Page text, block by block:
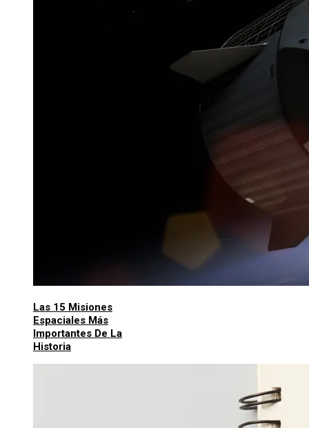
Las 15 Misiones
Espaciales Más
Importantes De La
Historia